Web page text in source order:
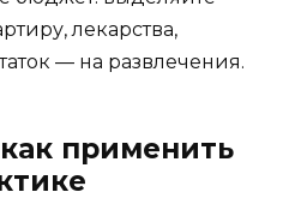
лекарства,
— на развлечения.
применить